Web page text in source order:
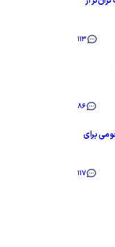
113
86
برای
117